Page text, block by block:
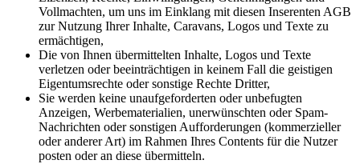
Vollmachten, um uns im Einklang mit diesen Inserenten AGB
zur Nutzung Ihrer Inhalte, Caravans, Logos und Texte zu
ermächtigen,
Die von Ihnen übermittelten Inhalte, Logos und Texte
verletzen oder beeinträchtigen in keinem Fall die geistigen
Eigentumsrechte oder sonstige Rechte Dritter,
Sie werden keine unaufgeforderten oder unbefugten
Anzeigen, Werbematerialien, unerwünschten oder Spam-
Nachrichten oder sonstigen Aufforderungen (kommerzieller
oder anderer Art) im Rahmen Ihres Contents für die Nutzer
posten oder an diese übermitteln.